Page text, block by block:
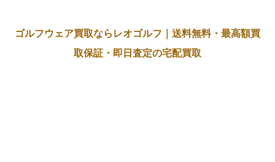
ゴルフウェア買取ならレオゴルフ｜送料無料・最高額買
取保証・即日査定の宅配買取